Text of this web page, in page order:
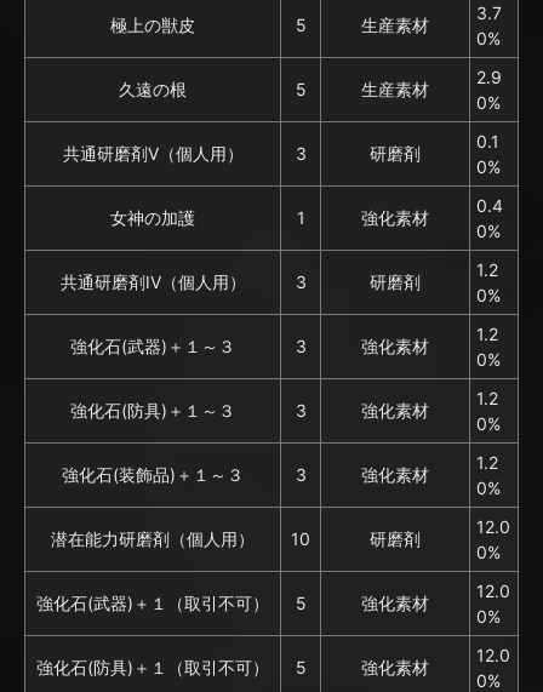
極上の獣皮 5 生産素材
3.7
0%
久遠の根 5 生産素材
2.9
0%
共通研磨剤V（個人用） 3 研磨剤
0.1
0%
女神の加護 1 強化素材
0.4
0%
共通研磨剤IV（個人用） 3 研磨剤
1.2
0%
強化石(武器)＋１～３ 3 強化素材
1.2
0%
強化石(防具)＋１～３ 3 強化素材
1.2
0%
強化石(装飾品)＋１～３ 3 強化素材
1.2
0%
潜在能力研磨剤（個人用） 10 研磨剤
12.0
0%
強化石(武器)＋１（取引不可） 5 強化素材
12.0
0%
強化石(防具)＋１（取引不可） 5 強化素材
12.0
0%